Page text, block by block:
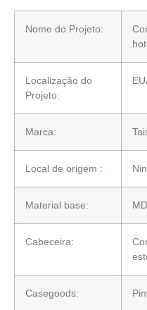
Nome do Projeto:
Localização do
Projeto:
Marca:
Local de origem :
Material base:
Cabeceira:
Casegoods: